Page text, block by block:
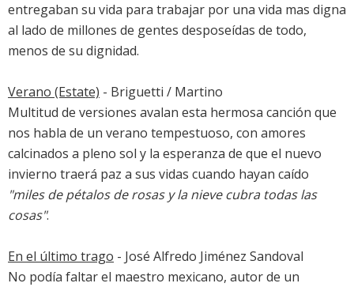
entregaban su vida para trabajar por una vida mas digna
al lado de millones de gentes desposeídas de todo,
menos de su dignidad.
Verano (Estate) - Briguetti / Martino
Multitud de versiones avalan esta hermosa canción que
nos habla de un verano tempestuoso, con amores
calcinados a pleno sol y la esperanza de que el nuevo
invierno traerá paz a sus vidas cuando hayan caído
"miles de pétalos de rosas y la nieve cubra todas las
cosas".
En el último trago - José Alfredo Jiménez Sandoval
No podía faltar el maestro mexicano, autor de un